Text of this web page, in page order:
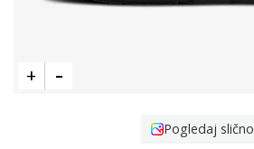
Pogledaj slično